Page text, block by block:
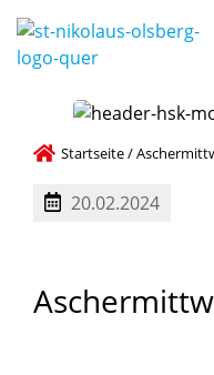
Infos zum
Startseite/
20.02.2024